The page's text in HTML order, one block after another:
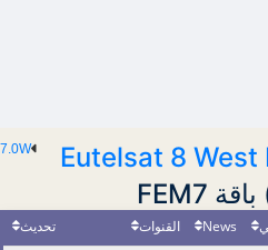
7.0W
Eutelsat 8 West
News القنوات
تحديث